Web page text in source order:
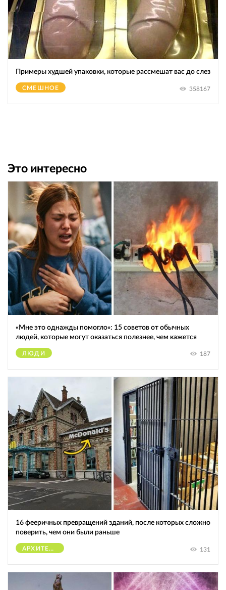
Примеры худшей упаковки, которые рассмешат вас до слез
СМЕШНОЕ 358167
Это интересно
«Мне это однажды помогло»: 15 советов от обычных
людей, которые могут оказаться полезнее, чем кажется
ЛЮДИ 187
16 фееричных превращений зданий, после которых сложно
поверить, чем они были раньше
АРХИТЕКТУРА 131